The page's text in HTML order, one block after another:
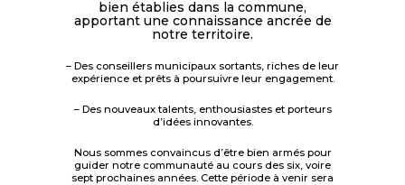
bien établies dans la commune,
apportant une connaissance ancrée de
notre territoire.
– Des conseillers municipaux sortants, riches de leur
expérience et prêts à poursuivre leur engagement.
– Des nouveaux talents, enthousiastes et porteurs
d’idées innovantes.
Nous sommes convaincus d’être bien armés pour
guider notre communauté au cours des six, voire
sept prochaines années. Cette période à venir sera